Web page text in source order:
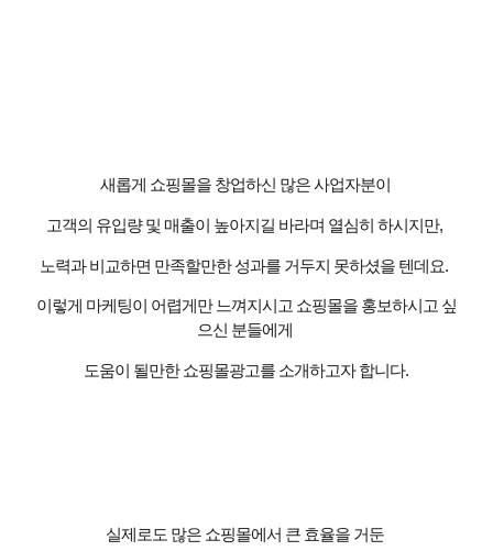
새롭게 쇼핑몰을 창업하신 많은 사업자분이
고객의 유입량 및 매출이 높아지길 바라며 열심히 하시지만,
노력과 비교하면 만족할만한 성과를 거두지 못하셨을 텐데요.
이렇게 마케팅이 어렵게만 느껴지시고 쇼핑몰을 홍보하시고 싶
으신 분들에게
도움이 될만한 쇼핑몰광고를 소개하고자 합니다.
실제로도 많은 쇼핑몰에서 큰 효율을 거둔